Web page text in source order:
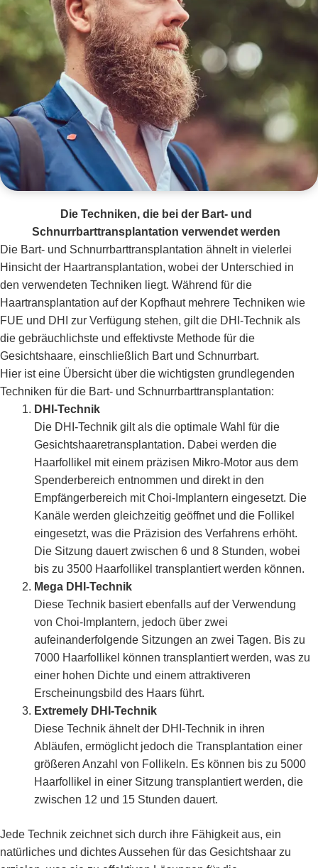
Die Techniken, die bei der Bart- und
Schnurrbarttransplantation verwendet werden
Die Bart- und Schnurrbarttransplantation ähnelt in vielerlei
Hinsicht der Haartransplantation, wobei der Unterschied in
den verwendeten Techniken liegt. Während für die
Haartransplantation auf der Kopfhaut mehrere Techniken wie
FUE und DHI zur Verfügung stehen, gilt die DHI-Technik als
die gebräuchlichste und effektivste Methode für die
Gesichtshaare, einschließlich Bart und Schnurrbart.
Hier ist eine Übersicht über die wichtigsten grundlegenden
Techniken für die Bart- und Schnurrbarttransplantation:
DHI-Technik
Die DHI-Technik gilt als die optimale Wahl für die
Gesichtshaaretransplantation. Dabei werden die
Haarfollikel mit einem präzisen Mikro-Motor aus dem
Spenderbereich entnommen und direkt in den
Empfängerbereich mit Choi-Implantern eingesetzt. Die
Kanäle werden gleichzeitig geöffnet und die Follikel
eingesetzt, was die Präzision des Verfahrens erhöht.
Die Sitzung dauert zwischen 6 und 8 Stunden, wobei
bis zu 3500 Haarfollikel transplantiert werden können.
Mega DHI-Technik
Diese Technik basiert ebenfalls auf der Verwendung
von Choi-Implantern, jedoch über zwei
aufeinanderfolgende Sitzungen an zwei Tagen. Bis zu
7000 Haarfollikel können transplantiert werden, was zu
einer hohen Dichte und einem attraktiveren
Erscheinungsbild des Haars führt.
Extremely DHI-Technik
Diese Technik ähnelt der DHI-Technik in ihren
Abläufen, ermöglicht jedoch die Transplantation einer
größeren Anzahl von Follikeln. Es können bis zu 5000
Haarfollikel in einer Sitzung transplantiert werden, die
zwischen 12 und 15 Stunden dauert.
Jede Technik zeichnet sich durch ihre Fähigkeit aus, ein
natürliches und dichtes Aussehen für das Gesichtshaar zu